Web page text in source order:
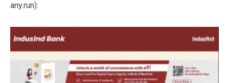
any.run):